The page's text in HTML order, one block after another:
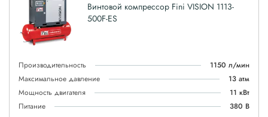
Винтовой компрессор Fini VISION 1113-
500F-ES
Производительность
1150 л/мин
Максимальное давление
13 атм
Мощность двигателя
11 кВт
Питание
380 В